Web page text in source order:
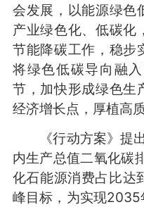
会发展，以能源绿色
产业绿色化、低碳化
节能降碳工作，稳步
将绿色低碳导向融
节，加快形成绿色生
经济增长点，厚植高
《行动方案》提出
内生产总值二氧化碳
化石能源消费占比达
峰目标，为实现